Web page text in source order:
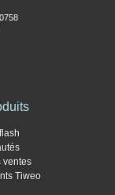
ventes
Tiweo